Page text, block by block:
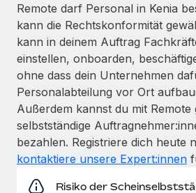
Remote darf Personal in Kenia
kann die Rechtskonformität
kann in deinem Auftrag
einstellen, onboarden,
ohne dass dein Unternehmen
Personalabteilung vor Ort
Außerdem kannst du mit Remote
selbstständige
bezahlen. Registriere dich heute
kontaktiere unsere Expert:innen
Risiko der